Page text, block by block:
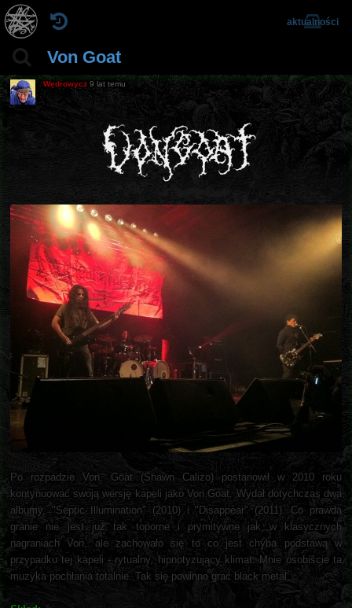
Von Goat
aktualności
Wędrowycz 9 lat temu
Po rozpadzie Von, Goat (Shawn Calizo) postanowił w 2010 roku
kontynuować swoją wersję kapeli jako Von Goat. Wydał dotychczas dwa
albumy, "Septic Illumination" (2010) i "Disappear" (2011). Co prawda
granie nie jest już tak toporne i prymitywne jak w klasycznych
nagraniach Von, ale zachowało się to co jest chyba podstawą w
przypadku tej kapeli - rytualny, hipnotyzujący klimat. Mnie osobiście ta
muzyka pochłania totalnie. Tak się powinno grać black metal.